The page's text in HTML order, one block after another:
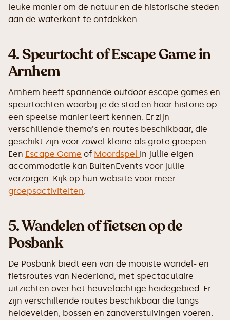
leuke manier om de natuur en de historische steden
aan de waterkant te ontdekken.
4.Speurtocht of Escape Game in
Arnhem
Arnhem heeft spannende outdoor escape games en
speurtochten waarbij je de stad en haar historie op
een speelse manier leert kennen. Er zijn
verschillende thema's en routes beschikbaar, die
geschikt zijn voor zowel kleine als grote groepen.
Een Escape Game of Moordspel in jullie eigen
accommodatie kan BuitenEvents voor jullie
verzorgen. Kijk op hun website voor meer
groepsactiviteiten.
5.Wandelen of fietsen op de
Posbank
De Posbank biedt een van de mooiste wandel- en
fietsroutes van Nederland, met spectaculaire
uitzichten over het heuvelachtige heidegebied. Er
zijn verschillende routes beschikbaar die langs
heidevelden, bossen en zandverstuivingen voeren.